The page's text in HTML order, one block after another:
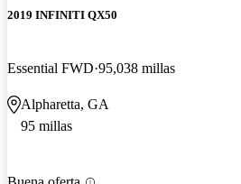
2019 INFINITI QX50
Essential FWD 95,038 millas
Alpharetta, GA
95 millas